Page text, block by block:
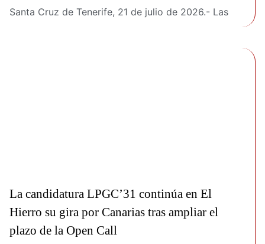
Santa Cruz de Tenerife, 21 de julio de 2026.- Las
La candidatura LPGC’31 continúa en El
Hierro su gira por Canarias tras ampliar el
plazo de la Open Call